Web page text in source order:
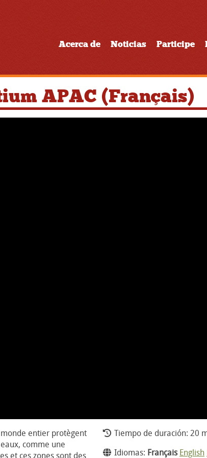
Acerca de Noticias Participe
APAC (Français)
entier protègent
comme une
et ces zones sont des
Tiempo de duración: 20
Idiomas: Français English